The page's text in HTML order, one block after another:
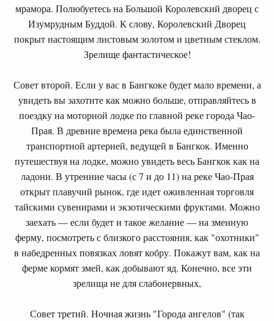
мрамора. Полюбуетесь на Большой Королевский дворец с
Изумрудным Буддой. К слову, Королевский Дворец
покрыт настоящим листовым золотом и цветным стеклом.
Зрелище фантастическое!
Совет второй. Если у вас в Бангкоке будет мало времени, а
увидеть вы захотите как можно больше, отправляйтесь в
поездку на моторной лодке по главной реке города Чао-
Прая. В древние времена река была единственной
транспортной артерией, ведущей в Бангкок. Именно
путешествуя на лодке, можно увидеть весь Бангкок как на
ладони. В утренние часы (с 7 и до 11) на реке Чао-Прая
открыт плавучий рынок, где идет оживленная торговля
тайскими сувенирами и экзотическими фруктами. Можно
заехать — если будет и такое желание — на змеиную
ферму, посмотреть с близкого расстояния, как "охотники"
в набедренных повязках ловят кобру. Покажут вам, как на
ферме кормят змей, как добывают яд. Конечно, все эти
зрелища не для слабонервных,
Совет третий. Ночная жизнь "Города ангелов" (так